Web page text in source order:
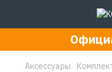
Аксессуары